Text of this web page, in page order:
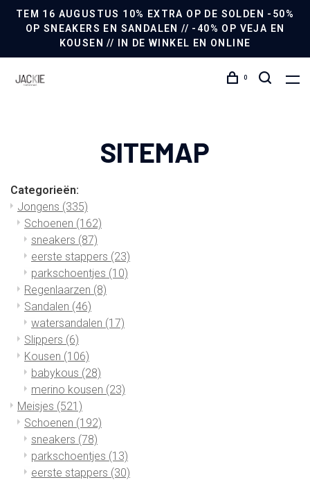
TEM 16 AUGUSTUS 10% EXTRA OP DE SOLDEN -50%
OP SNEAKERS EN SANDALEN // -40% OP VEJA EN
KOUSEN // IN DE WINKEL EN ONLINE
0
SITEMAP
Categorieën:
Jongens (335)
Schoenen (162)
sneakers (87)
eerste stappers (23)
parkschoentjes (10)
Regenlaarzen (8)
Sandalen (46)
watersandalen (17)
Slippers (6)
Kousen (106)
babykous (28)
merino kousen (23)
Meisjes (521)
Schoenen (192)
sneakers (78)
parkschoentjes (13)
eerste stappers (30)